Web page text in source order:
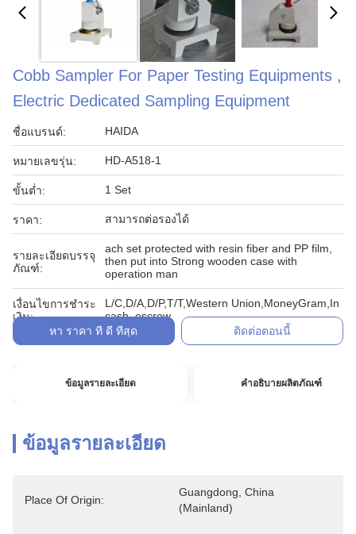
Cobb Sampler For Paper Testing Equipments ,
Electric Dedicated Sampling Equipment
ชื่อแบรนด์: HAIDA
หมายเลขรุ่น: HD-A518-1
ขั้นต่ำ: 1 Set
ราคา: สามารถต่อรองได้
รายละเอียดบรรจุ
ภัณฑ์:
ach set protected with resin fiber and PP film,
then put into Strong wooden case with
operation man
เงื่อนไขการชำระ
เงิน:
L/C,D/A,D/P,T/T,Western Union,MoneyGram,In
cash, escrow
หา ราคา ที่ ดี ที่สุด
ติดต่อตอนนี้
ข้อมูลรายละเอียด คำอธิบายผลิตภัณฑ์
ข้อมูลรายละเอียด
Place Of Origin:
Guangdong, China
(Mainland)